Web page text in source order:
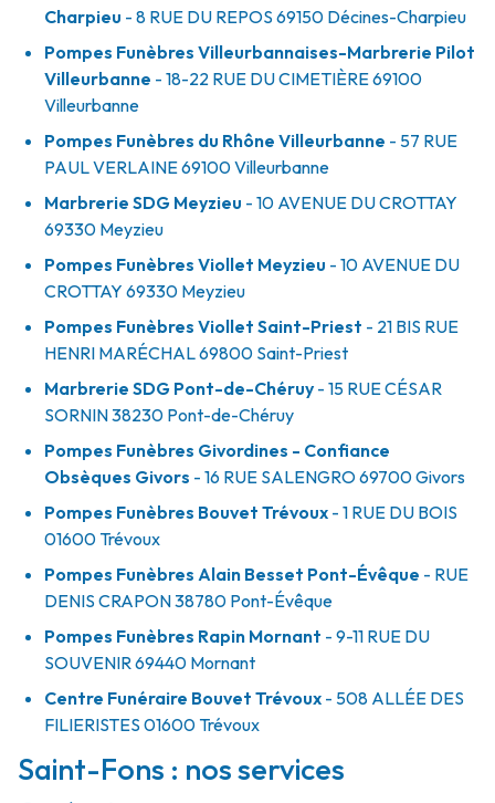
Charpieu - 8 RUE DU REPOS 69150 Décines-Charpieu
Pompes Funèbres Villeurbannaises-Marbrerie Pilot
Villeurbanne - 18-22 RUE DU CIMETIÈRE69100
Villeurbanne
Pompes Funèbres du Rhône Villeurbanne - 57 RUE
PAUL VERLAINE69100Villeurbanne
Marbrerie SDG Meyzieu - 10 AVENUE DU CROTTAY
69330 Meyzieu
Pompes Funèbres Viollet Meyzieu - 10 AVENUE DU
CROTTAY 69330 Meyzieu
Pompes Funèbres Viollet Saint-Priest - 21 BIS RUE
HENRI MARÉCHAL69800 Saint-Priest
Marbrerie SDG Pont-de-Chéruy - 15 RUE CÉSAR
SORNIN38230 Pont-de-Chéruy
Pompes Funèbres Givordines - Confiance
Obsèques Givors - 16 RUE SALENGRO69700Givors
Pompes Funèbres Bouvet Trévoux - 1 RUE DU BOIS
01600 Trévoux
Pompes Funèbres Alain Besset Pont-Évêque - RUE
DENIS CRAPON38780 Pont-Évêque
Pompes Funèbres Rapin Mornant - 9-11 RUE DU
SOUVENIR69440 Mornant
Centre Funéraire Bouvet Trévoux - 508 ALLÉE DES
FILIERISTES 01600 Trévoux
Saint-Fons : nos services